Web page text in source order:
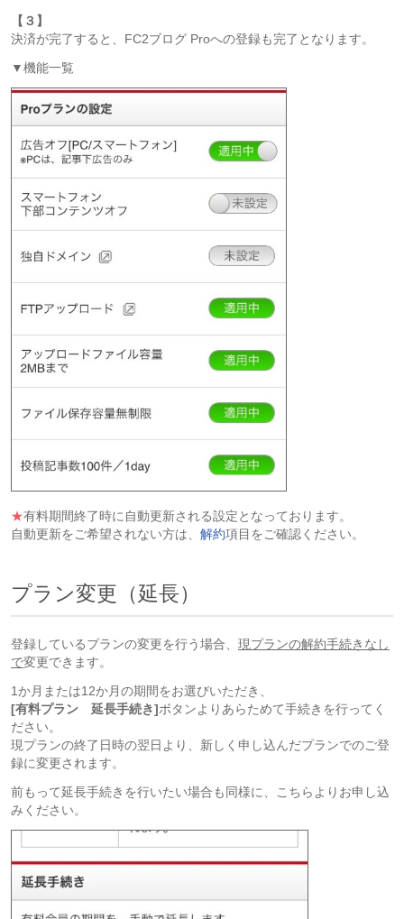
【３】
決済が完了すると、FC2ブログ Proへの登録も完了となります。
▼機能一覧
★有料期間終了時に自動更新される設定となっております。
自動更新をご希望されない方は、 解約項目をご確認ください。
プラン変更（延長）
登録しているプランの変更を行う場合、 現プランの解約手続きなし
で変更できます。
1か月または12か月の期間をお選びいただき、
[有料プラン 延長手続き]ボタンよりあらためて手続きを行ってく
ださい。
現プランの終了日時の翌日より、新しく申し込んだプランでのご登
録に変更されます。
前もって延長手続きを行いたい場合も同様に、こちらよりお申し込
みください。